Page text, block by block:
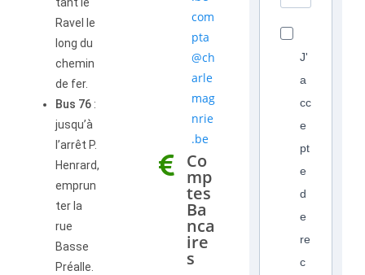
tant le
Ravel le
long du
chemin
de fer.
Bus 76:
jusqu’à
l’arrêt P.
Henrard,
emprun
ter la
rue
Basse
Préalle.
com
pta
@ch
arle
mag
nrie
.be
Co
mp
tes
Ba
nca
ire
s
J'
a
cc
e
pt
e
d
e
re
c